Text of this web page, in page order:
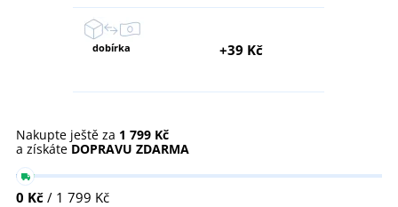
dobírka +39 Kč
Nakupte ještě za 1 799 Kč
a získáte DOPRAVU ZDARMA
0 Kč / 1 799 Kč